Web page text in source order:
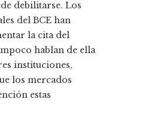
debilitarse. Los
del BCE han
la cita del
hablan de ella
instituciones,
los mercados
estas